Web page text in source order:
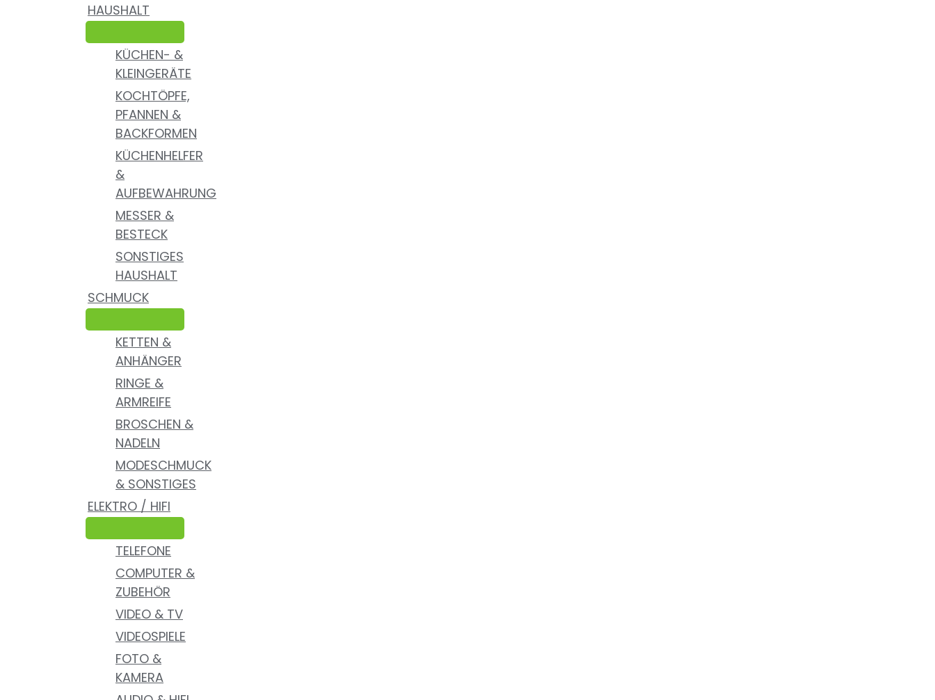
HAUSHALT
KÜCHEN- &
KLEINGERÄTE
KOCHTÖPFE,
PFANNEN &
BACKFORMEN
KÜCHENHELFER
&
AUFBEWAHRUNG
MESSER &
BESTECK
SONSTIGES
HAUSHALT
SCHMUCK
KETTEN &
ANHÄNGER
RINGE &
ARMREIFE
BROSCHEN &
NADELN
MODESCHMUCK
& SONSTIGES
ELEKTRO / HIFI
TELEFONE
COMPUTER &
ZUBEHÖR
VIDEO & TV
VIDEOSPIELE
FOTO &
KAMERA